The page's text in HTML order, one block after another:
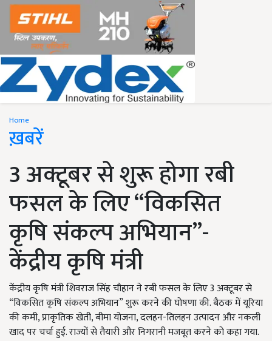
Home
ख़बरें
3 अक्टूबर से शुरू होगा रबी
फसल के लिए “विकसित
कृषि संकल्प अभियान”-
केंद्रीय कृषि मंत्री
केंद्रीय कृषि मंत्री शिवराज सिंह चौहान ने रबी फसल के लिए 3 अक्टूबर से
“विकसित कृषि संकल्प अभियान” शुरू करने की घोषणा की. बैठक में यूरिया
की कमी, प्राकृतिक खेती, बीमा योजना, दलहन-तिलहन उत्पादन और नकली
खाद पर चर्चा हुई. राज्यों से तैयारी और निगरानी मजबूत करने को कहा गया.